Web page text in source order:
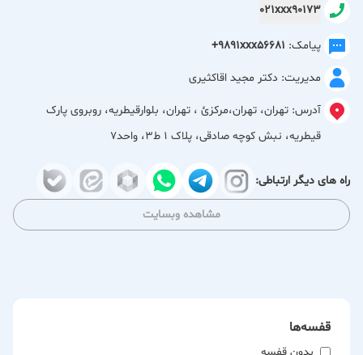
محیطی حرفه‌ای، آرام و بهداشتی است.
021xxx90173
پیامک: +9891xxx56681
مدیریت: دکتر مجید اقاکثیری
آدرس: تهران، تهران،مركزئ ، تهران، بلوارقیطریه، روبروی پارک
قیطریه، نبش کوچه صادقی، پلاک ۱ ط۳، واحد۷
راه های دیگر ارتباطی:
مشاهده وبسایت
قفسه‌ها